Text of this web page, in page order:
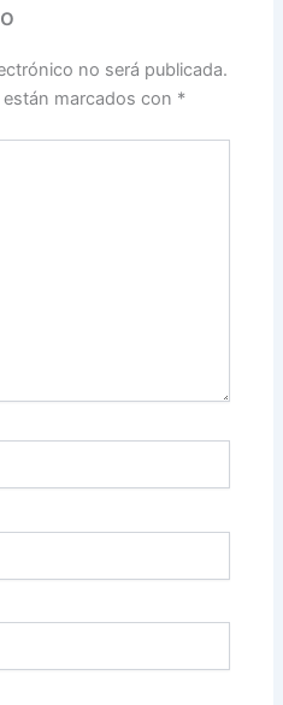
no será publicada.
marcados con *